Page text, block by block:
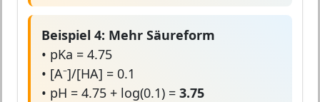
Beispiel 4: Mehr Säureform
• pKa = 4.75
• [A⁻]/[HA] = 0.1
• pH = 4.75 + log(0.1) = 3.75